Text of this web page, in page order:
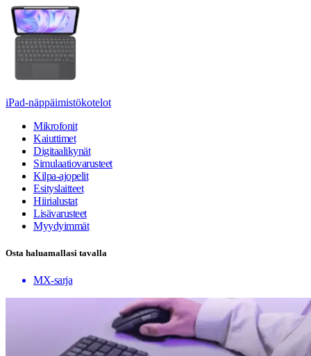
iPad-näppäimistökotelot
Mikrofonit
Kaiuttimet
Digitaalikynät
Simulaatiovarusteet
Kilpa-ajopelit
Esityslaitteet
Hiirialustat
Lisävarusteet
Myydyimmät
Osta haluamallasi tavalla
MX-sarja